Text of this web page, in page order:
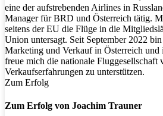
eine der aufstrebenden Airlines in
Manager für BRD und Österreich tätig.
seitens der EU die Flüge in die
Union untersagt. Seit September 2022
Marketing und Verkauf in Österreich und
freue mich die nationale Fluggesellschaft
Verkaufserfahrungen zu unterstützen.
Zum Erfolg
Zum Erfolg von Joachim Trauner